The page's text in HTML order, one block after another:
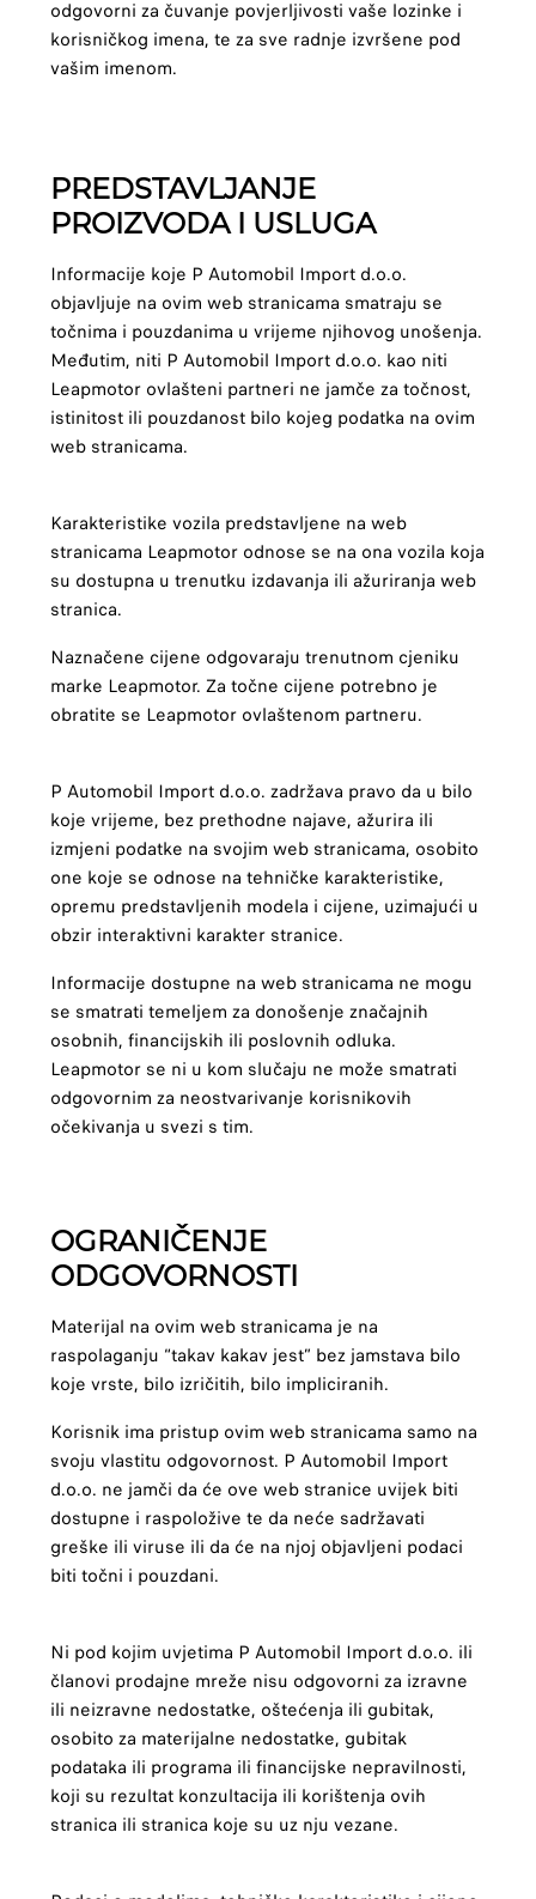
odgovorni za čuvanje povjerljivosti vaše lozinke i
korisničkog imena, te za sve radnje izvršene pod
vašim imenom.
PREDSTAVLJANJE
PROIZVODA I USLUGA
Informacije koje P Automobil Import d.o.o.
objavljuje na ovim web stranicama smatraju se
točnima i pouzdanima u vrijeme njihovog unošenja.
Međutim, niti P Automobil Import d.o.o. kao niti
Leapmotor ovlašteni partneri ne jamče za točnost,
istinitost ili pouzdanost bilo kojeg podatka na ovim
web stranicama.
Karakteristike vozila predstavljene na web
stranicama Leapmotor odnose se na ona vozila koja
su dostupna u trenutku izdavanja ili ažuriranja web
stranica.
Naznačene cijene odgovaraju trenutnom cjeniku
marke Leapmotor. Za točne cijene potrebno je
obratite se Leapmotor ovlaštenom partneru.
P Automobil Import d.o.o. zadržava pravo da u bilo
koje vrijeme, bez prethodne najave, ažurira ili
izmjeni podatke na svojim web stranicama, osobito
one koje se odnose na tehničke karakteristike,
opremu predstavljenih modela i cijene, uzimajući u
obzir interaktivni karakter stranice.
Informacije dostupne na web stranicama ne mogu
se smatrati temeljem za donošenje značajnih
osobnih, financijskih ili poslovnih odluka.
Leapmotor se ni u kom slučaju ne može smatrati
odgovornim za neostvarivanje korisnikovih
očekivanja u svezi s tim.
OGRANIČENJE
ODGOVORNOSTI
Materijal na ovim web stranicama je na
raspolaganju “takav kakav jest” bez jamstava bilo
koje vrste, bilo izričitih, bilo impliciranih.
Korisnik ima pristup ovim web stranicama samo na
svoju vlastitu odgovornost. P Automobil Import
d.o.o. ne jamči da će ove web stranice uvijek biti
dostupne i raspoložive te da neće sadržavati
greške ili viruse ili da će na njoj objavljeni podaci
biti točni i pouzdani.
Ni pod kojim uvjetima P Automobil Import d.o.o. ili
članovi prodajne mreže nisu odgovorni za izravne
ili neizravne nedostatke, oštećenja ili gubitak,
osobito za materijalne nedostatke, gubitak
podataka ili programa ili financijske nepravilnosti,
koji su rezultat konzultacija ili korištenja ovih
stranica ili stranica koje su uz nju vezane.